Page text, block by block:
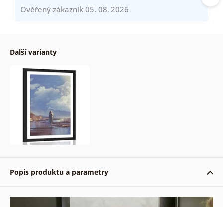
Ověřený zákazník 05. 08. 2026
Další varianty
Popis produktu a parametry